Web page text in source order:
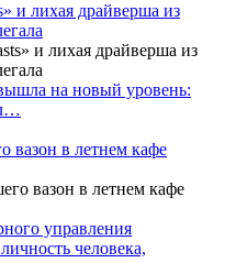
и лихая драйверша из
на новый уровень:
вазон в летнем кафе
управления
человека,